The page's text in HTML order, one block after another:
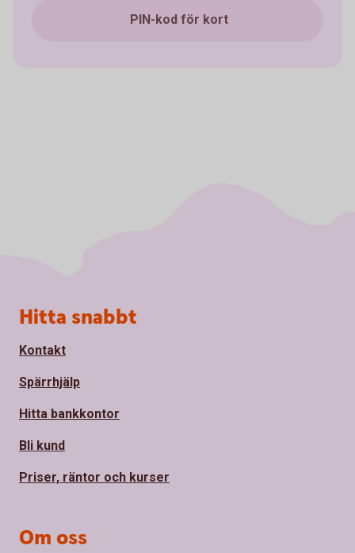
PIN-kod för kort
Sidfot
Hitta snabbt
Kontakt
Spärrhjälp
Hitta bankkontor
Bli kund
Priser, räntor och kurser
Om oss